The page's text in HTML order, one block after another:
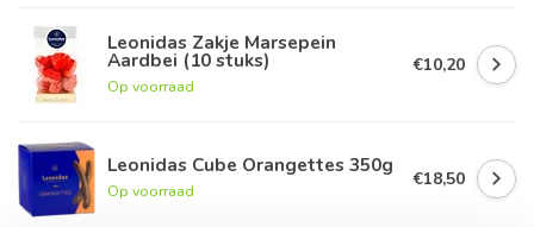
Leonidas Zakje Marsepein
Aardbei (10 stuks)
Op voorraad
€10,20
Leonidas Cube Orangettes 350g
Op voorraad
€18,50